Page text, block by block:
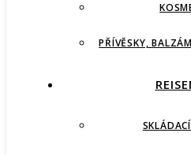
PŘÍVĚSKY,